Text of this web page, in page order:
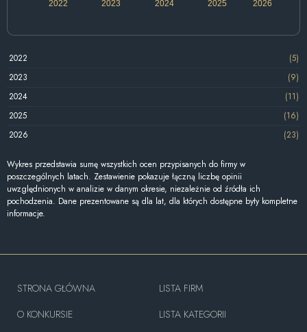
2022 2024 2026
2023 2025
2022
(5)
2023
(9)
2024
(11)
2025
(16)
2026
(23)
Wykres przedstawia sumę wszystkich ocen przypisanych do firmy w
poszczególnych latach. Zestawienie pokazuje łączną liczbę opinii
uwzględnionych w analizie w danym okresie, niezależnie od źródła ich
pochodzenia. Dane prezentowane są dla lat, dla których dostępne były kompletne
informacje.
STRONA GŁÓWNA
O KONKURSIE
LISTA FIRM
LISTA KATEGORII